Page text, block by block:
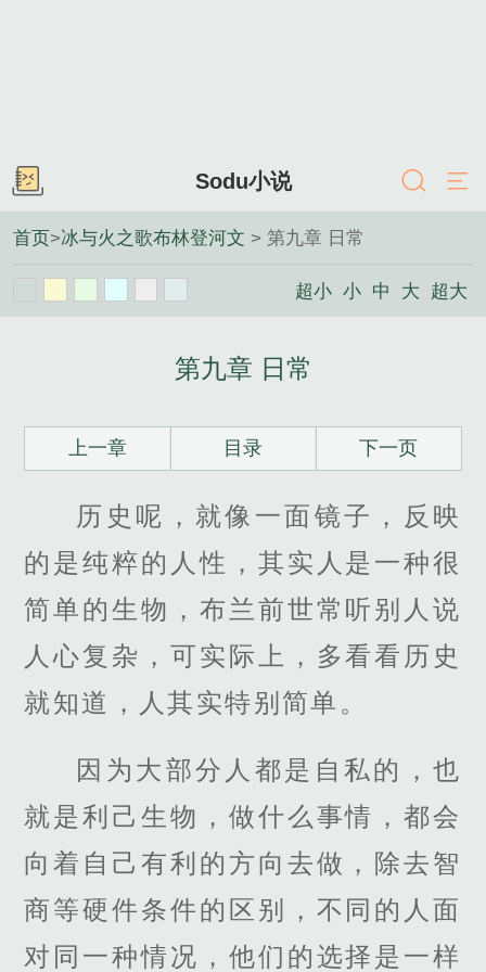
Sodu小说
首页>冰与火之歌布林登河文 > 第九章 日常
超小 小 中 大 超大
第九章 日常
上一章 目录 下一页
历史呢，就像一面镜子，反映
的是纯粹的人性，其实人是一种很
简单的生物，布兰前世常听别人说
人心复杂，可实际上，多看看历史
就知道，人其实特别简单。
因为大部分人都是自私的，也
就是利己生物，做什么事情，都会
向着自己有利的方向去做，除去智
商等硬件条件的区别，不同的人面
对同一种情况，他们的选择是一样